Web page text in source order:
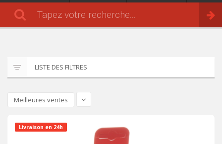
CATÉGORIES
CONTACT
SEMAINIERS
Commander
LISTE DES FILTRES
Meilleures ventes
Livraison en 24h